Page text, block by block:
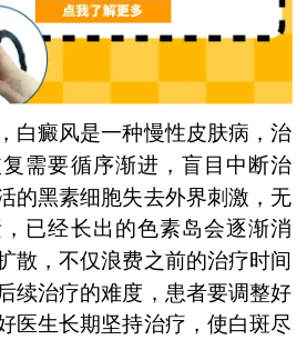
癜风是一种慢性皮肤病，治
需要循序渐进，盲目中断治
的黑素细胞失去外界刺激，无
已经长出的色素岛会逐渐消
散，不仅浪费之前的治疗时间
续治疗的难度，患者要调整好
医生长期坚持治疗，使白斑尽